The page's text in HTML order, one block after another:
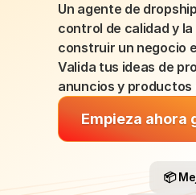
Un agente de
control de calidad y
construir un negocio
Valida tus ideas de
anuncios y productos
Empieza ahora
📦